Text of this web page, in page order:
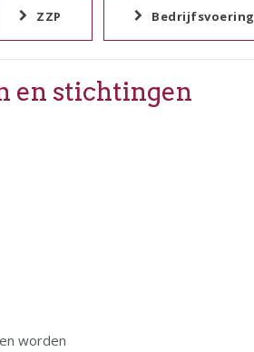
ZZP Bedrijfsvoering
en stichtingen
worden